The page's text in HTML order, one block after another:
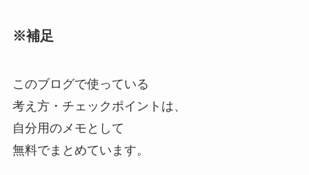
※補足
このブログで使っている
考え方・チェックポイントは、
自分用のメモとして
無料でまとめています。